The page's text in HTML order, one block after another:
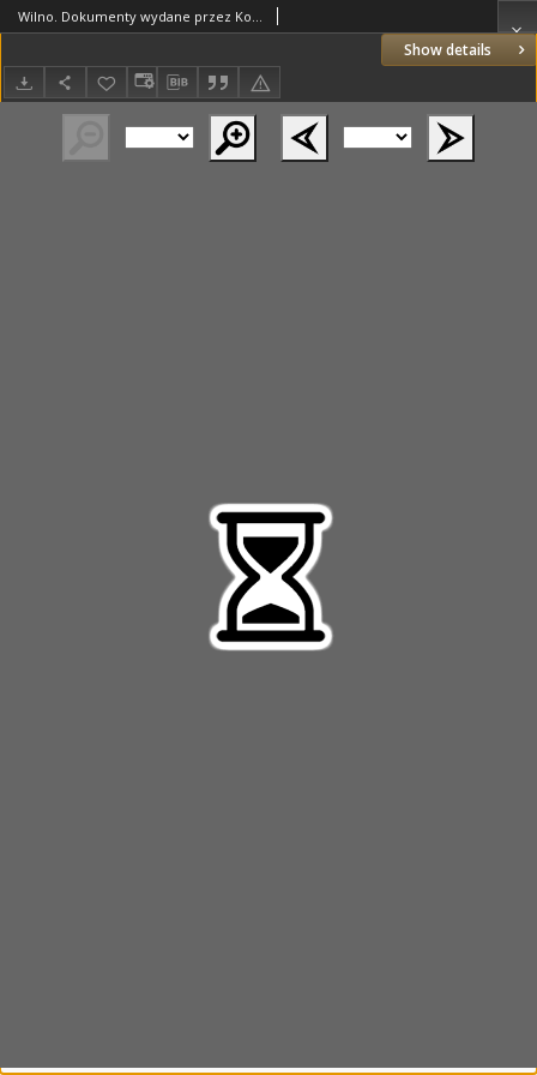
Show details
Wilno. Dokumenty wydane przez Komisję porządkową woj. wileńskiego